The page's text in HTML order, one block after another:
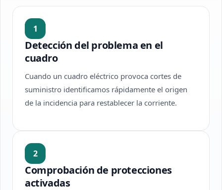
1
Detección del problema en el
cuadro
Cuando un cuadro eléctrico provoca cortes de
suministro identificamos rápidamente el origen
de la incidencia para restablecer la corriente.
2
Comprobación de protecciones
activadas